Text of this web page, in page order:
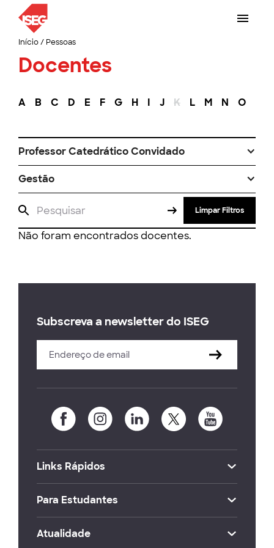
Início/ Pessoas
Docentes
A B C D E F G H I J K L M N O
Professor Catedrático Convidado
Gestão
Limpar Filtros
Não foram encontrados docentes.
Subscreva a newsletter do ISEG
Links Rápidos
Para Estudantes
Atualidade